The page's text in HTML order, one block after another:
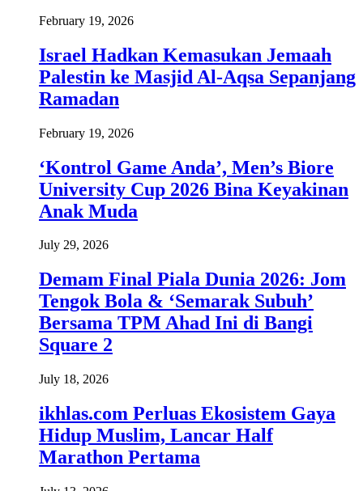
February 19, 2026
Israel Hadkan Kemasukan Jemaah
Palestin ke Masjid Al-Aqsa Sepanjang
Ramadan
February 19, 2026
‘Kontrol Game Anda’, Men’s Biore
University Cup 2026 Bina Keyakinan
Anak Muda
July 29, 2026
Demam Final Piala Dunia 2026: Jom
Tengok Bola & ‘Semarak Subuh’
Bersama TPM Ahad Ini di Bangi
Square 2
July 18, 2026
ikhlas.com Perluas Ekosistem Gaya
Hidup Muslim, Lancar Half
Marathon Pertama